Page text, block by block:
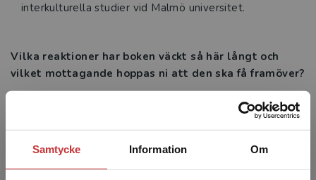
Samtycke Information Om
interkulturella studier vid Malmö universitet.
Vilka reaktioner har boken väckt så här långt och
vilket mottagande hoppas ni att den ska få framöver?
– Ett otroligt fint gensvar, där många verkligen betonar
hur viktigt det är med en bok om förskollärarens
pedagogiska ledarskap. Nyfikenhet och läslust förmedlas
från alla håll, vilket är fantastiskt roligt.